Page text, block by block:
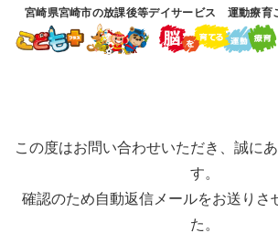
宮崎県宮崎市の放課後等デイサービス 運動療育
この度はお問い合わせいただき、誠に
す。
確認のため自動返信メールをお送りさ
た。